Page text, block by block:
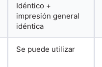
Idéntico +
impresión general
idéntica
Se puede utilizar